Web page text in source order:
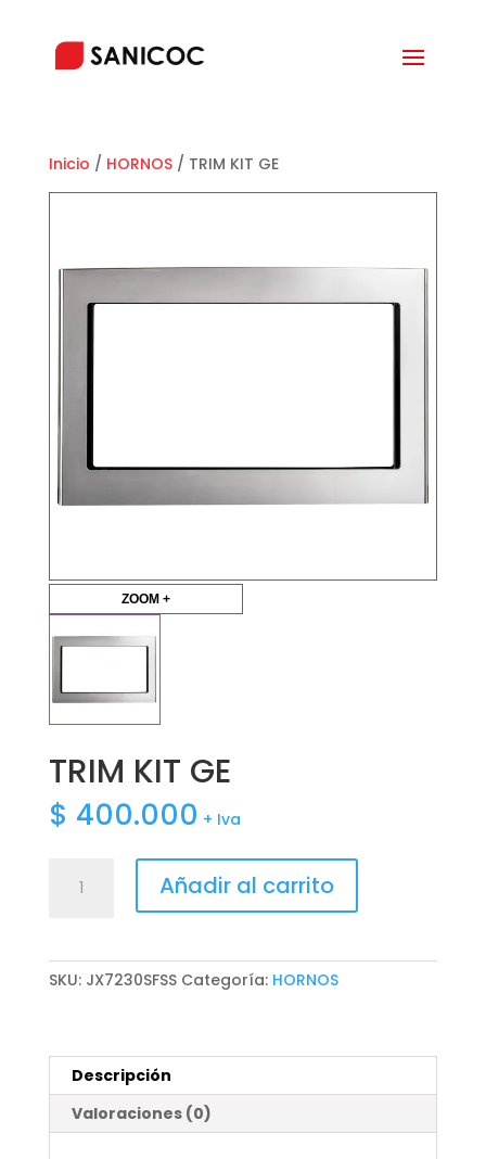
Inicio / HORNOS/ TRIM KIT GE
ZOOM +
TRIM KIT GE
$ 400.000 + Iva
Añadir al carrito
SKU: JX7230SFSS Categoría: HORNOS
Descripción
Valoraciones (0)